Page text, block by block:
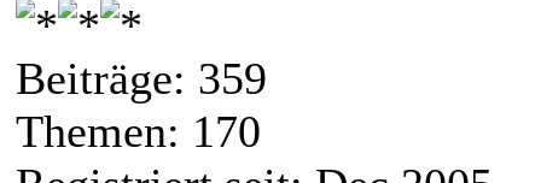
Beiträge: 359
Themen: 170